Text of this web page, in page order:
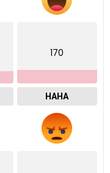
170
HAHA